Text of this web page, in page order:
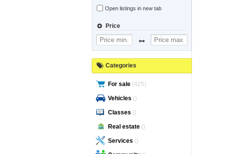
Open listings in new tab
Price
Categories
For sale (425)
Vehicles ()
Classes ()
Real estate ()
Services ()